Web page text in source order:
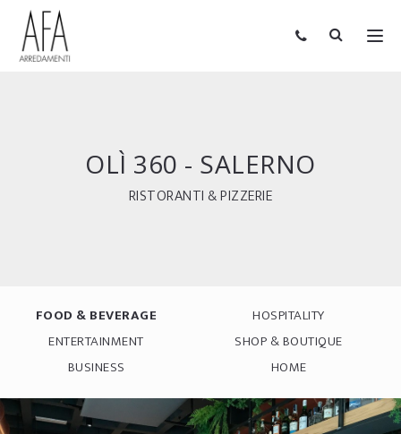
OLÌ 360 - SALERNO
RISTORANTI & PIZZERIE
FOOD & BEVERAGE
HOSPITALITY
ENTERTAINMENT
SHOP & BOUTIQUE
BUSINESS
HOME